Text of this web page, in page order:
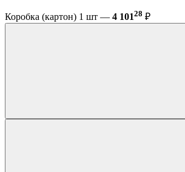
Коробка (картон) 1 шт — 4 10128 ₽